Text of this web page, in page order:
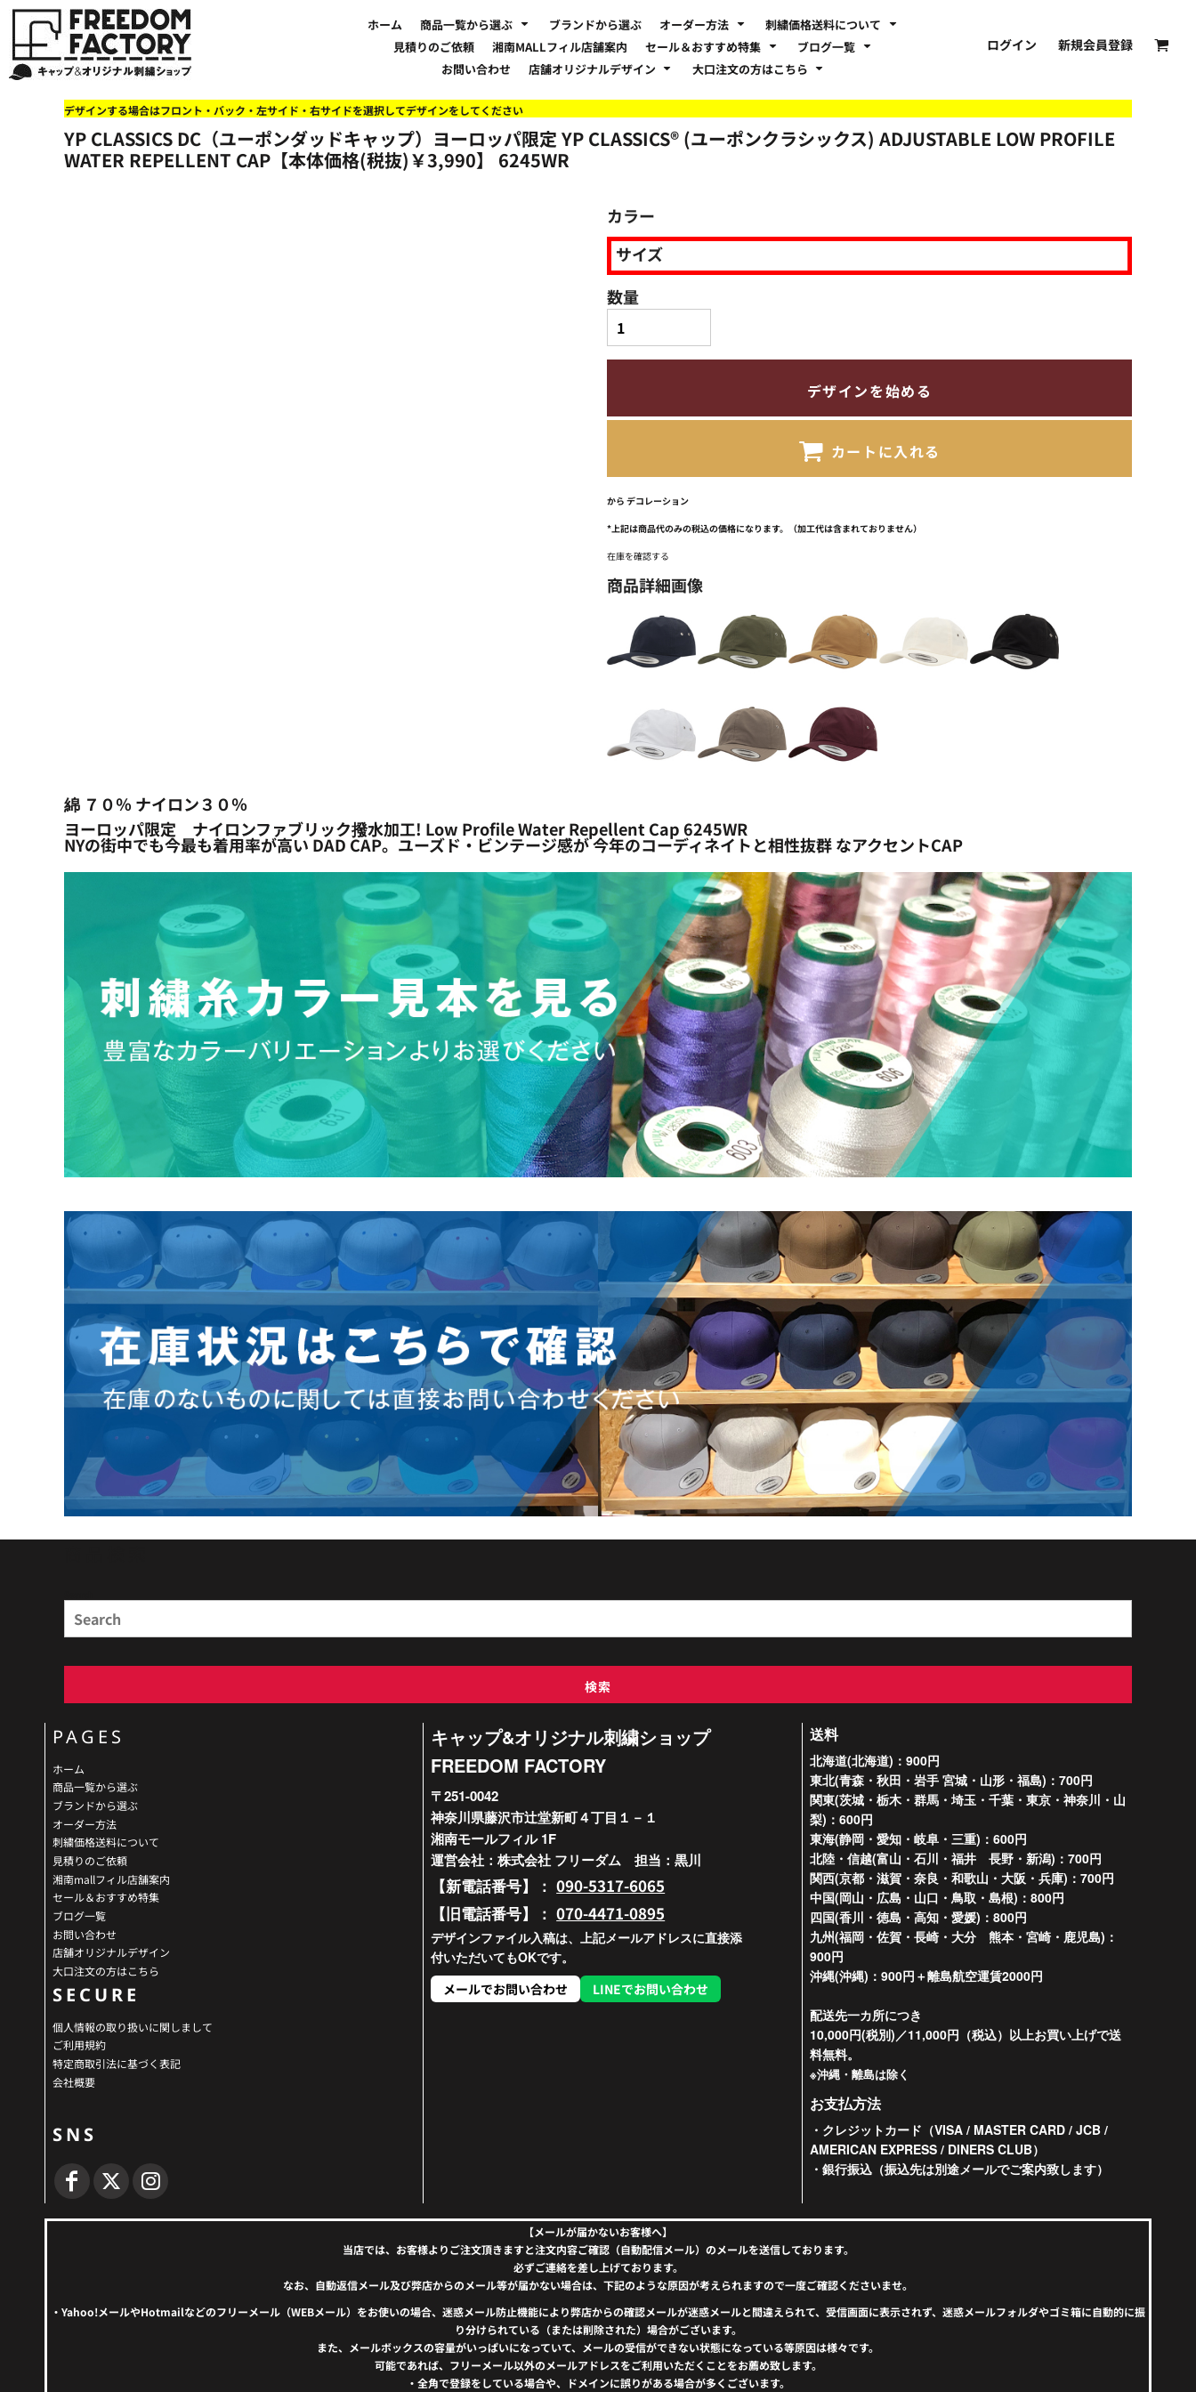
ホーム 商品一覧から選ぶ ブランドから選ぶ オーダー方法
刺繍価格送料について
見積りのご依頼
湘南MALLフィル店舗案内 セール＆おすすめ特集
ブログ一覧
お問い合わせ
店舗オリジナルデザイン 大口注文の方はこちら
ログイン 新規会員登録
デザインする場合はフロント・バック・左サイド・右サイドを選択してデザインをしてください
YP CLASSICS DC（ユーポンダッドキャップ）ヨーロッパ限定 YP CLASSICS® (ユーポンクラシックス) ADJUSTABLE LOW PROFILE
WATER REPELLENT CAP【本体価格(税抜)￥3,990】
6245WR
カラー
サイズ
数量
デザインを始める
カートに入れる
から デコレーション
*上記は商品代のみの税込の価格になります。（加工代は含まれておりません）
在庫を確認する
商品詳細画像
綿 ７０％ ナイロン３０％
ヨーロッパ限定 ナイロンファブリック撥水加工! Low Profile Water Repellent Cap 6245WR
NYの街中でも今最も着用率が高い DAD CAP。ユーズド・ビンテージ感が 今年のコーディネイトと相性抜群 なアクセントCAP
検索
PAGES
ホーム
商品一覧から選ぶ
ブランドから選ぶ
オーダー方法
刺繍価格送料について
見積りのご依頼
湘南mallフィル店舗案内
セール＆おすすめ特集
ブログ一覧
お問い合わせ
店舗オリジナルデザイン
大口注文の方はこちら
SECURE
個人情報の取り扱いに関しまして
ご利用規約
特定商取引法に基づく表記
会社概要
SNS
キャップ&オリジナル刺繍ショップ
FREEDOM FACTORY
〒251-0042
神奈川県藤沢市辻堂新町４丁目１－１
湘南モールフィル 1F
運営会社：株式会社 フリーダム 担当：黒川
【新電話番号】：090-5317-6065
【旧電話番号】：070-4471-0895
デザインファイル入稿は、上記メールアドレスに直接添
付いただいてもOKです。
メールでお問い合わせ
LINEでお問い合わせ
送料
北海道(北海道)：900円
東北(青森・秋田・岩手 宮城・山形・福島)：700円
関東(茨城・栃木・群馬・埼玉・千葉・東京・神奈川・山
梨)：600円
東海(静岡・愛知・岐阜・三重)：600円
北陸・信越(富山・石川・福井 長野・新潟)：700円
関西(京都・滋賀・奈良・和歌山・大阪・兵庫)：700円
中国(岡山・広島・山口・鳥取・島根)：800円
四国(香川・徳島・高知・愛媛)：800円
九州(福岡・佐賀・長崎・大分 熊本・宮崎・鹿児島)：
900円
沖縄(沖縄)：900円＋離島航空運賃2000円
配送先一カ所につき
10,000円(税別)／11,000円（税込）以上お買い上げで送
料無料。
※沖縄・離島は除く
お支払方法
・クレジットカード（VISA / MASTER CARD / JCB /
AMERICAN EXPRESS / DINERS CLUB）
・銀行振込（振込先は別途メールでご案内致します）
【メールが届かないお客様へ】
当店では、お客様よりご注文頂きますと注文内容ご確認（自動配信メール）のメールを送信しております。
必ずご連絡を差し上げております。
なお、自動返信メール及び弊店からのメール等が届かない場合は、下記のような原因が考えられますので一度ご確認くださいませ。
・Yahoo!メールやHotmailなどのフリーメール（WEBメール）をお使いの場合、迷惑メール防止機能により弊店からの確認メールが迷惑メールと間違えられて、受信画面に表示されず、迷惑メールフォルダやゴミ箱に自動的に振
り分けられている（または削除された）場合がございます。
また、メールボックスの容量がいっぱいになっていて、メールの受信ができない状態になっている等原因は様々です。
可能であれば、フリーメール以外のメールアドレスをご利用いただくことをお薦め致します。
・全角で登録をしている場合や、ドメインに誤りがある場合が多くございます。
ホーム
商品一覧から選ぶ
商品一覧から選ぶ
オーダー方法
オーダー方法
刺繍価格送料について
新着おすすめ商品
セール
NEW ERA BLANK CAP(ニューエラ 無地キャップ）
FLEXFIT/YUPOONG（フレックスフィット/ユーポン 無地キャップ）
その他ブランドブランク無地キャップ
イベント向け低価格商品ミニマム10個以上の発注
オリジナル刺繍をオーダー
文字でデザインする場合
お客様のデザインをアップロードする場合
ネットで購入した方で再注文したい方へ
Q&A 質問と回答参考事例
ショップにお任せの方
【帽子】刺繍価格について
【アパレル】刺繍価格について
送料について
オリジナル刺繍製作事例
オリジナル刺繍価格参考事例
バッグやTシャツにも刺繍可能
59FIFTYとは?
ユーポン/フレックスフィットとは
ユナイテッドアスレ取り扱い開始!
キャラクターワッペン販売中!
オリジナルワッペンデザインを制作いたします!
商品紹介・新着情報
刺繍・デザインの知識
刺繍ミシン・設備紹介
帽子のメンテナンス他
FREEDOM
アルファベット3D刺繍 花文字A A-Z
ワッペン
湘南
父の日
素材
法人・企業向け商品特集
イベント・販促向け商品特集
学校・部活向け商品特集